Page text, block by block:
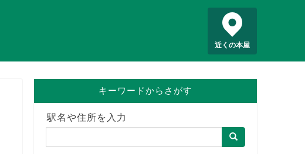
近くの本屋
キーワードからさがす
駅名や住所を入力